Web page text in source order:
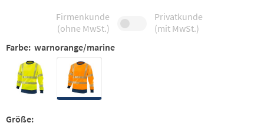
Firmenkunde
(ohne MwSt.)
Privatkunde
(mit MwSt.)
Farbe: warnorange/marine
Größe: